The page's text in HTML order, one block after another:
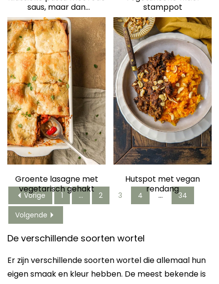
saus, maar dan
vegetarisch
stamppot
Groente lasagne met
vegetarisch gehakt
Hutspot met vegan
rendang
Vorige 1 … 2 3 4 …
34
Volgende
De verschillende soorten wortel
Er zijn verschillende soorten wortel die allemaal hun
eigen smaak en kleur hebben. De meest bekende is